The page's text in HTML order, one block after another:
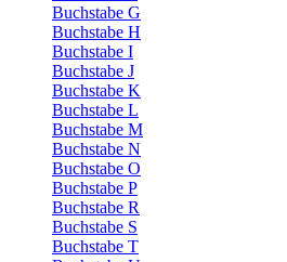
Buchstabe G
Buchstabe H
Buchstabe I
Buchstabe J
Buchstabe K
Buchstabe L
Buchstabe M
Buchstabe N
Buchstabe O
Buchstabe P
Buchstabe R
Buchstabe S
Buchstabe T